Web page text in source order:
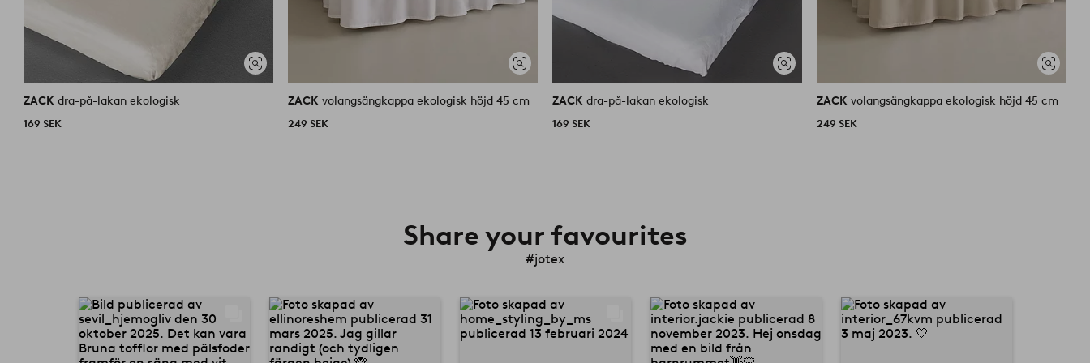
Visa
liknande
ZACK dra-på-lakan ekologisk
169 SEK
Visa
liknande
ZACK volangsängkappa ekologisk höjd 45 cm
249 SEK
Visa
liknande
ZACK dra-på-lakan ekologisk
169 SEK
Visa
liknande
ZACK volangsängkappa ekologisk höjd 45 cm
249 SEK
Share your favourites
#jotex